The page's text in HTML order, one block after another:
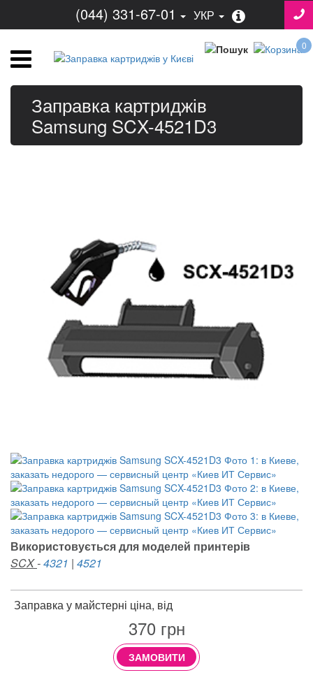
(044) 331-67-01 УКР
0
Заправка картриджів
Samsung SCX-4521D3
Використовується для моделей принтерів
SCX-4321 | 4521
Заправка у майстерні ціна, від
370грн
ЗАМОВИТИ